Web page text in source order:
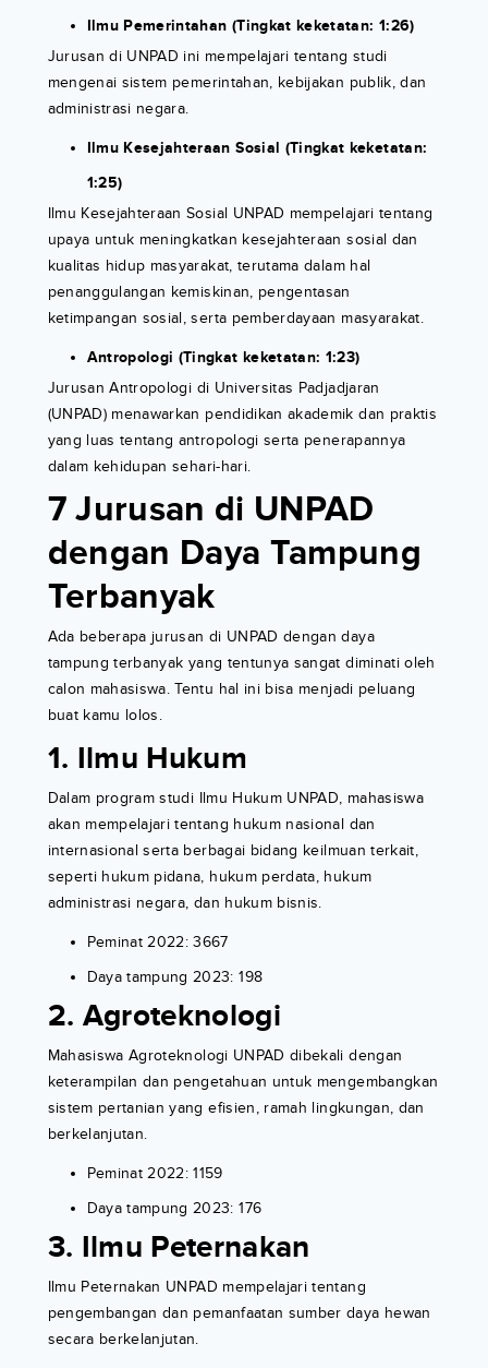
Ilmu Pemerintahan (Tingkat keketatan: 1:26)
Jurusan di UNPAD ini mempelajari tentang studi
mengenai sistem pemerintahan, kebijakan publik, dan
administrasi negara.
Ilmu Kesejahteraan Sosial (Tingkat keketatan:
1:25)
Ilmu Kesejahteraan Sosial UNPAD mempelajari tentang
upaya untuk meningkatkan kesejahteraan sosial dan
kualitas hidup masyarakat, terutama dalam hal
penanggulangan kemiskinan, pengentasan
ketimpangan sosial, serta pemberdayaan masyarakat.
Antropologi (Tingkat keketatan: 1:23)
Jurusan Antropologi di Universitas Padjadjaran
(UNPAD) menawarkan pendidikan akademik dan praktis
yang luas tentang antropologi serta penerapannya
dalam kehidupan sehari-hari.
7 Jurusan di UNPAD
dengan Daya Tampung
Terbanyak
Ada beberapa jurusan di UNPAD dengan daya
tampung terbanyak yang tentunya sangat diminati oleh
calon mahasiswa. Tentu hal ini bisa menjadi peluang
buat kamu lolos.
1. Ilmu Hukum
Dalam program studi Ilmu Hukum UNPAD, mahasiswa
akan mempelajari tentang hukum nasional dan
internasional serta berbagai bidang keilmuan terkait,
seperti hukum pidana, hukum perdata, hukum
administrasi negara, dan hukum bisnis.
Peminat 2022: 3667
Daya tampung 2023: 198
2. Agroteknologi
Mahasiswa Agroteknologi UNPAD dibekali dengan
keterampilan dan pengetahuan untuk mengembangkan
sistem pertanian yang efisien, ramah lingkungan, dan
berkelanjutan.
Peminat 2022: 1159
Daya tampung 2023: 176
3. Ilmu Peternakan
Ilmu Peternakan UNPAD mempelajari tentang
pengembangan dan pemanfaatan sumber daya hewan
secara berkelanjutan.